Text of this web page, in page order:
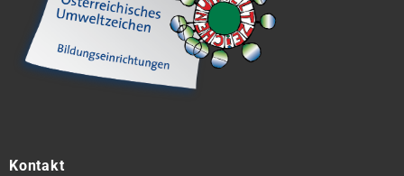
Kontakt